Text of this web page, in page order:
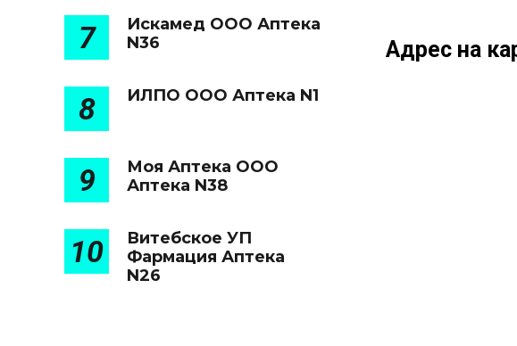
Адрес на
7
Искамед ООО Аптека
N36
8 ИЛПО ООО Аптека N1
9
Моя Аптека ООО
Аптека N38
10
Витебское УП
Фармация Аптека
N26